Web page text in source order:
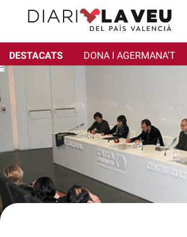
DESTACATS DONA I AGERMANA'T